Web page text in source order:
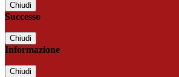
Chiudi
Successo
Chiudi
Informazione
Chiudi